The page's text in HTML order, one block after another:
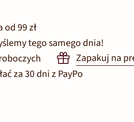
99 zł
tego samego dnia!
Zapakuj na
za 30 dni z PayPo